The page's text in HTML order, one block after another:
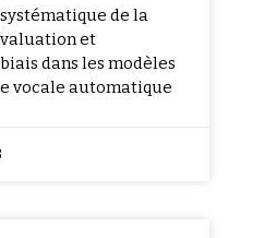
de la
et
dans les modèles
vocale automatique